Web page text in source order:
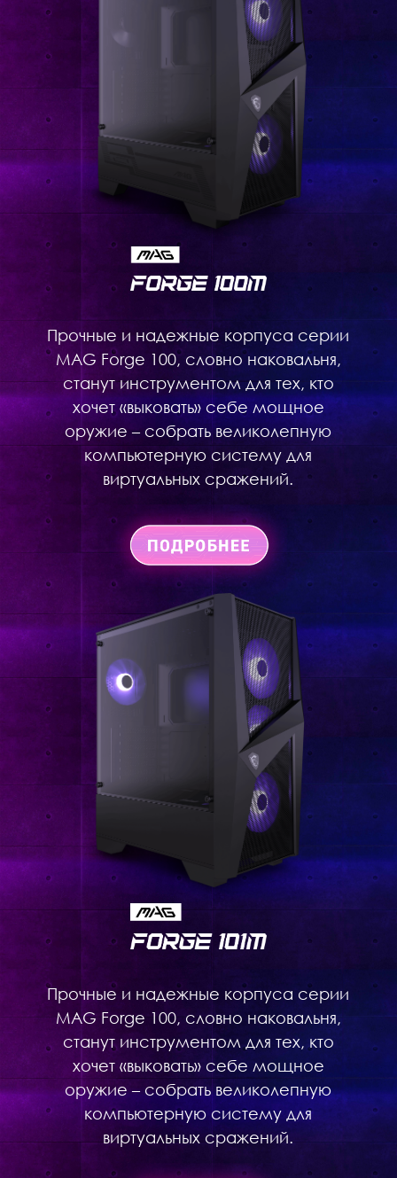
Прочные и надежные корпуса серии
MAG Forge 100, словно наковальня,
станут инструментом для тех, кто
хочет «выковать» себе мощное
оружие – собрать великолепную
компьютерную систему для
виртуальных сражений.
Прочные и надежные корпуса серии
MAG Forge 100, словно наковальня,
станут инструментом для тех, кто
хочет «выковать» себе мощное
оружие – собрать великолепную
компьютерную систему для
виртуальных сражений.